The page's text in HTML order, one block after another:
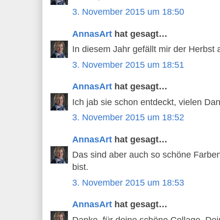
3. November 2015 um 18:50
AnnasArt hat gesagt…
In diesem Jahr gefällt mir der Herbst
3. November 2015 um 18:51
AnnasArt hat gesagt…
Ich jab sie schon entdeckt, vielen
3. November 2015 um 18:52
AnnasArt hat gesagt…
Das sind aber auch so schöne
bist.
3. November 2015 um 18:53
AnnasArt hat gesagt…